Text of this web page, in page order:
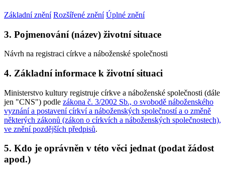
Základní znění Rozšířené znění Úplné znění
3. Pojmenování (název) životní situace
Návrh na registraci církve a náboženské společnosti
4. Základní informace k životní situaci
Ministerstvo kultury registruje církve a náboženské společnosti (dále
jen "CNS") podle zákona č. 3/2002 Sb., o svobodě náboženského
vyznání a postavení církví a náboženských společností a o změně
některých zákonů (zákon o církvích a náboženských společnostech),
ve znění pozdějších předpisů.
5. Kdo je oprávněn v této věci jednat (podat žádost
apod.)